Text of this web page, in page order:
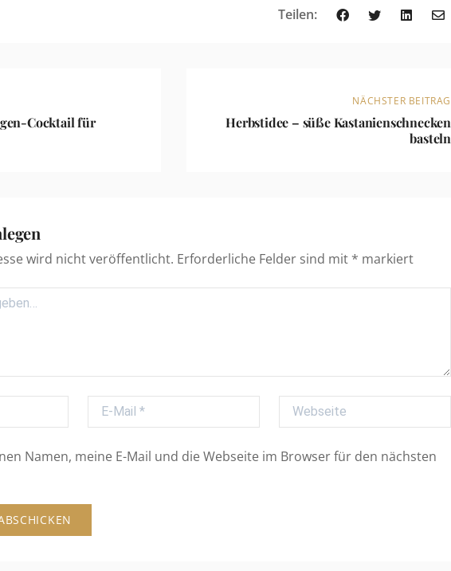
Teilen:
Cocktail für
NÄCHSTER BEITRAG
Herbstidee – süße Kastanienschnecken
basteln
wird nicht veröffentlicht. Erforderliche Felder sind mit * markiert
E-Mail Webseite
Namen, meine E-Mail und die Webseite im Browser für den nächsten